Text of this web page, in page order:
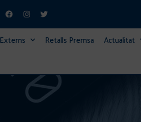
Retalls Premsa
Actualitat